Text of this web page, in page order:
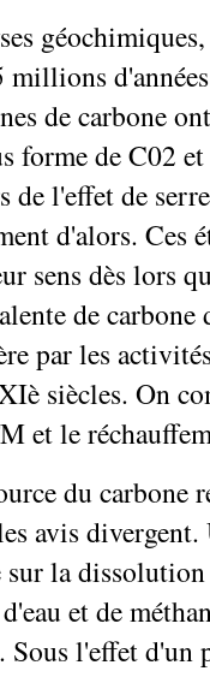
de carbone
forme de C02
de l'effet de
d'alors. Ces
sens dès lors
de carbone
par les
siècles. On
et le
du carbone
avis divergent.
sur la
et de
Sous l'effet d'un